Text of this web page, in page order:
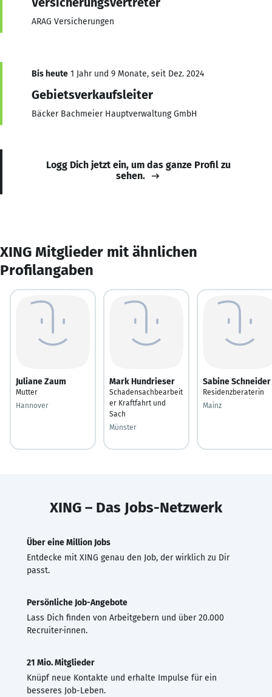
ARAG Versicherungen
Bis heute 1 Jahr und 9 Monate, seit Dez. 2024
Gebietsverkaufsleiter
Bäcker Bachmeier Hauptverwaltung GmbH
Logg Dich jetzt ein, um das ganze Profil zu
sehen.
XING Mitglieder mit ähnlichen
Profilangaben
Juliane Zaum
Mutter
Hannover
Mark Hundrieser
Schadensachbearbeit
er Kraftfahrt und
Sach
Münster
Sabine Schneider
Residenzberaterin
Mainz
XING – Das Jobs-Netzwerk
Über eine Million Jobs
Entdecke mit XING genau den Job, der wirklich zu Dir
passt.
Persönliche Job-Angebote
Lass Dich finden von Arbeitgebern und über 20.000
Recruiter·innen.
21 Mio. Mitglieder
Knüpf neue Kontakte und erhalte Impulse für ein
besseres Job-Leben.